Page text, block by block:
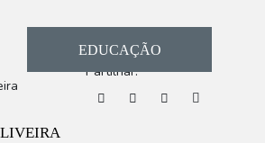
EDUCAÇÃO
Partilhar: